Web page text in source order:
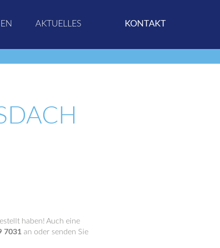
AKTUELLES KONTAKT
haben! Auch eine
7031 an oder senden Sie